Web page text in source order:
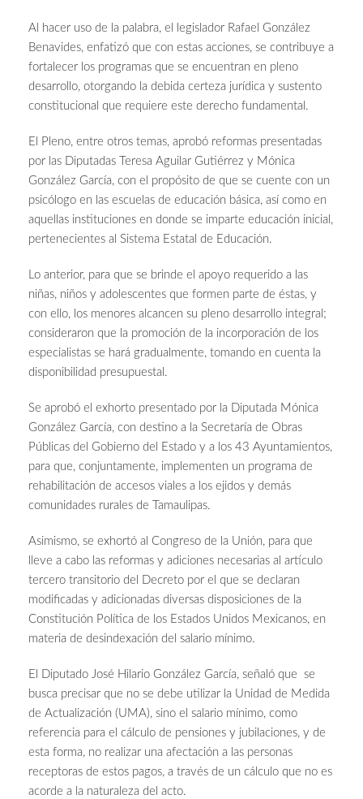
Al hacer uso de la palabra, el legislador Rafael González
Benavides, enfatizó que con estas acciones, se contribuye a
fortalecer los programas que se encuentran en pleno
desarrollo, otorgando la debida certeza jurídica y sustento
constitucional que requiere este derecho fundamental.
El Pleno, entre otros temas, aprobó reformas presentadas
por las Diputadas Teresa Aguilar Gutiérrez y Mónica
González García, con el propósito de que se cuente con un
psicólogo en las escuelas de educación básica, así como en
aquellas instituciones en donde se imparte educación inicial,
pertenecientes al Sistema Estatal de Educación.
Lo anterior, para que se brinde el apoyo requerido a las
niñas, niños y adolescentes que formen parte de éstas, y
con ello, los menores alcancen su pleno desarrollo integral;
consideraron que la promoción de la incorporación de los
especialistas se hará gradualmente, tomando en cuenta la
disponibilidad presupuestal.
Se aprobó el exhorto presentado por la Diputada Mónica
González García, con destino a la Secretaría de Obras
Públicas del Gobierno del Estado y a los 43 Ayuntamientos,
para que, conjuntamente, implementen un programa de
rehabilitación de accesos viales a los ejidos y demás
comunidades rurales de Tamaulipas.
Asimismo, se exhortó al Congreso de la Unión, para que
lleve a cabo las reformas y adiciones necesarias al artículo
tercero transitorio del Decreto por el que se declaran
modificadas y adicionadas diversas disposiciones de la
Constitución Política de los Estados Unidos Mexicanos, en
materia de desindexación del salario mínimo.
El Diputado José Hilario González García, señaló que se
busca precisar que no se debe utilizar la Unidad de Medida
de Actualización (UMA), sino el salario mínimo, como
referencia para el cálculo de pensiones y jubilaciones, y de
esta forma, no realizar una afectación a las personas
receptoras de estos pagos, a través de un cálculo que no es
acorde a la naturaleza del acto.